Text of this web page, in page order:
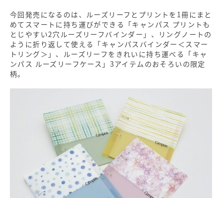
今回発売になるのは、ルーズリーフとプリントを1冊にまと
めてスマートに持ち運びができる「キャンパス プリントも
とじやすい2穴ルーズリーフバインダー」、リングノートの
ように折り返して使える「キャンパスバインダー＜スマー
トリング＞」、ルーズリーフをきれいに持ち運べる「キャ
ンパス ルーズリーフケース」3アイテムのおそろいの限定
柄。